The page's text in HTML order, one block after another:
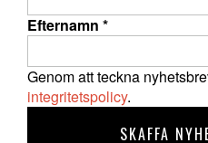
Efternamn *
Genom att teckna
integritetspolicy.